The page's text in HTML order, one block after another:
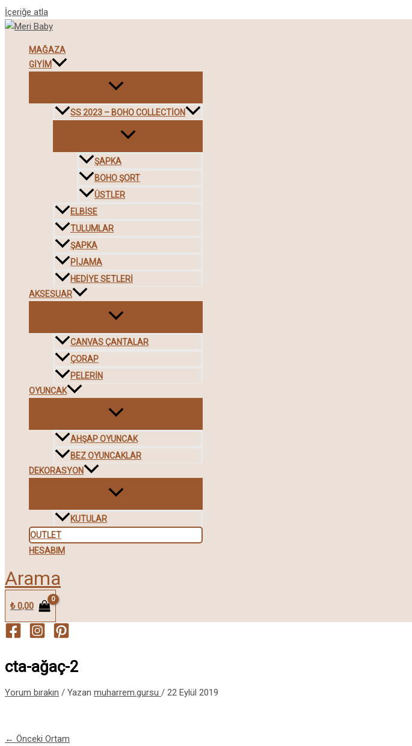
İçeriğe atla
MAĞAZA
GIYIM
SS 2023 – BOHO COLLECTION
ŞAPKA
BOHO ŞORT
ÜSTLER
ELBISE
TULUMLAR
ŞAPKA
PIJAMA
HEDIYE SETLERI
AKSESUAR
CANVAS ÇANTALAR
ÇORAP
PELERIN
OYUNCAK
AHŞAP OYUNCAK
BEZ OYUNCAKLAR
DEKORASYON
KUTULAR
OUTLET
HESABIM
Arama
₺0,00
cta-ağaç-2
Yorum bırakın / Yazan muharrem.gursu / 22 Eylül 2019
← Önceki Ortam